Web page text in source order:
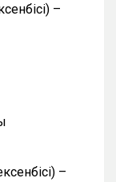
–
–